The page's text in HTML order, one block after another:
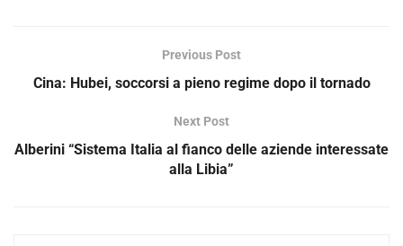
Previous Post
Cina: Hubei, soccorsi a pieno regime dopo il tornado
Next Post
Alberini “Sistema Italia al fianco delle aziende interessate
alla Libia”